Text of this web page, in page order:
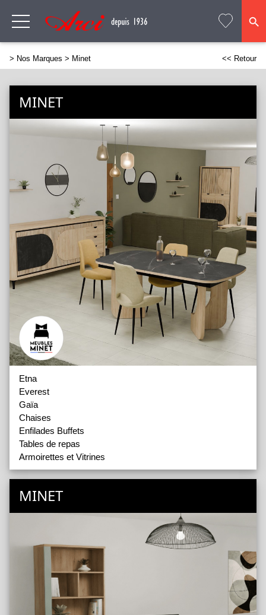
> Nos Marques > Minet << Retour
MINET
Etna
Everest
Gaïa
Chaises
Enfilades Buffets
Tables de repas
Armoirettes et Vitrines
MINET